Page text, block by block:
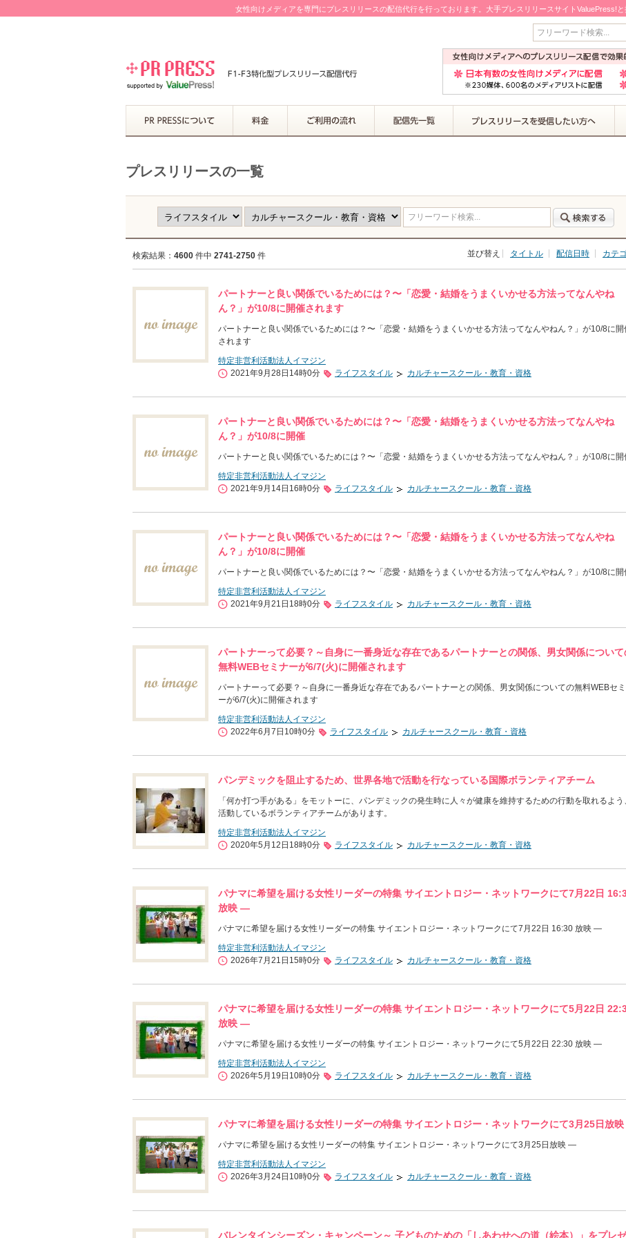
女性向けメディアを専門にプレスリリースの配信代行を行っております。大手プレスリリースサイトValuePress!と
フリーワード検索...
プレスリリースの一覧
フリーワード検索...
検索結果： 4600 件中 2741-2750 件 並び替え タイトル 配信日時 カテ
パートナーと良い関係でいるためには？〜「恋愛・結婚をうまくいかせる方法ってなんやね
ん？」が10/8に開催されます
パートナーと良い関係でいるためには？〜「恋愛・結婚をうまくいかせる方法ってなんやねん？」が10/8に開
されます
特定非営利活動法人イマジン
2021年9月28日14時0分
ライフスタイル カルチャースクール・教育・資格
パートナーと良い関係でいるためには？〜「恋愛・結婚をうまくいかせる方法ってなんやね
ん？」が10/8に開催
パートナーと良い関係でいるためには？〜「恋愛・結婚をうまくいかせる方法ってなんやねん？」が10/8に開
特定非営利活動法人イマジン
2021年9月14日16時0分
ライフスタイル カルチャースクール・教育・資格
パートナーと良い関係でいるためには？〜「恋愛・結婚をうまくいかせる方法ってなんやね
ん？」が10/8に開催
パートナーと良い関係でいるためには？〜「恋愛・結婚をうまくいかせる方法ってなんやねん？」が10/8に開
特定非営利活動法人イマジン
2021年9月21日18時0分
ライフスタイル カルチャースクール・教育・資格
パートナーって必要？～自身に一番身近な存在であるパートナーとの関係、男女関係について
無料WEBセミナーが6/7(火)に開催されます
パートナーって必要？～自身に一番身近な存在であるパートナーとの関係、男女関係についての無料WEBセ
ーが6/7(火)に開催されます
特定非営利活動法人イマジン
2022年6月7日10時0分
ライフスタイル カルチャースクール・教育・資格
パンデミックを阻止するため、世界各地で活動を行なっている国際ボランティアチーム
「何か打つ手がある」をモットーに、パンデミックの発生時に人々が健康を維持するための行動を取れるよう
活動しているボランティアチームがあります。
特定非営利活動法人イマジン
2020年5月12日18時0分
ライフスタイル カルチャースクール・教育・資格
パナマに希望を届ける女性リーダーの特集 サイエントロジー・ネットワークにて7月22日
放映 ―
パナマに希望を届ける女性リーダーの特集 サイエントロジー・ネットワークにて7月22日 16:30 放映 ―
特定非営利活動法人イマジン
2026年7月21日15時0分
ライフスタイル カルチャースクール・教育・資格
パナマに希望を届ける女性リーダーの特集 サイエントロジー・ネットワークにて5月22日
放映 ―
パナマに希望を届ける女性リーダーの特集 サイエントロジー・ネットワークにて5月22日 22:30 放映 ―
特定非営利活動法人イマジン
2026年5月19日10時0分
ライフスタイル カルチャースクール・教育・資格
パナマに希望を届ける女性リーダーの特集 サイエントロジー・ネットワークにて3月25日放
パナマに希望を届ける女性リーダーの特集 サイエントロジー・ネットワークにて3月25日放映 ―
特定非営利活動法人イマジン
2026年3月24日10時0分
ライフスタイル カルチャースクール・教育・資格
バレンタインシーズン・キャンペーン～ 子どものための「しあわせへの道（絵本）」をプレ